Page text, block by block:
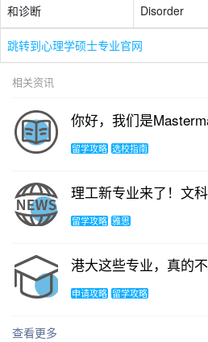
和诊断
Disorder
跳转到心理学硕士专业官网
相关资讯
你好，我们是
留学攻略 选校指南
理工新专业来了！文
留学攻略 雅思
港大这些专业，真的
申请攻略 留学攻略
查看更多